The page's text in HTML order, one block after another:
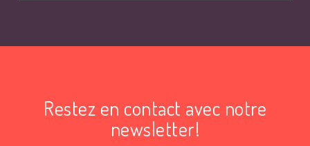
Restez en contact avec notre
newsletter!